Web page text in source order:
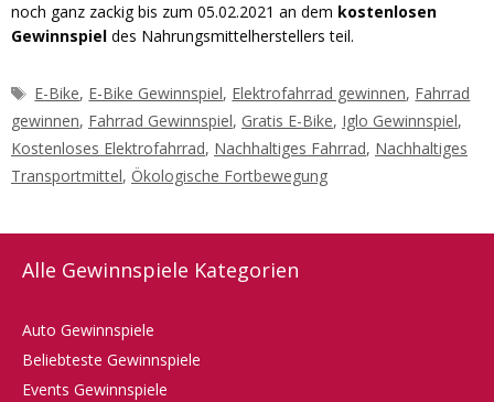
noch ganz zackig bis zum 05.02.2021 an dem kostenlosen
Gewinnspiel des Nahrungsmittelherstellers teil.
Schlagwörter
E-Bike, E-Bike Gewinnspiel, Elektrofahrrad gewinnen, Fahrrad
gewinnen, Fahrrad Gewinnspiel, Gratis E-Bike, Iglo Gewinnspiel,
Kostenloses Elektrofahrrad, Nachhaltiges Fahrrad, Nachhaltiges
Transportmittel, Ökologische Fortbewegung
Alle Gewinnspiele Kategorien
Auto Gewinnspiele
Beliebteste Gewinnspiele
Events Gewinnspiele